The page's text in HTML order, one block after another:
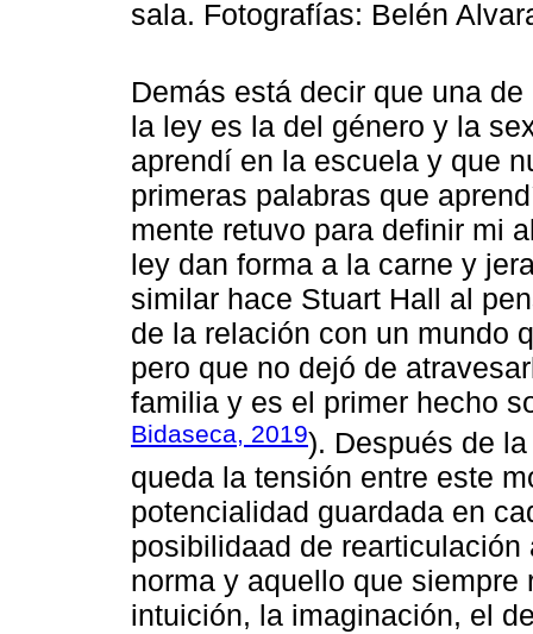
sala. Fotografías: Belén
Demás está decir que una
la ley es la del género y la
aprendí en la escuela y que
primeras palabras que
mente retuvo para definir mi
ley dan forma a la carne y
similar hace Stuart Hall al
de la relación con un mundo
pero que no dejó de
familia y es el primer hecho
Bidaseca, 2019). Después de
queda la tensión entre este
potencialidad guardada en
posibilidaad de
norma y aquello que
intuición, la imaginación, el